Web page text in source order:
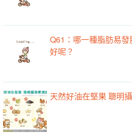
Q61：哪一種脂肪易
好呢？
天然好油在堅果 聰明